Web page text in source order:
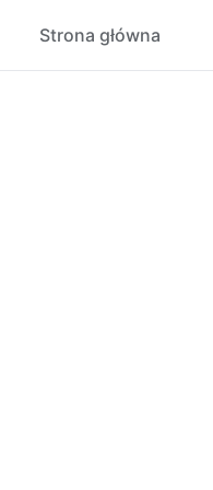
Strona główna